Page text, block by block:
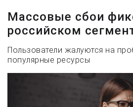
Массовые сбои
российском
Пользователи жалуются на
популярные ресурсы